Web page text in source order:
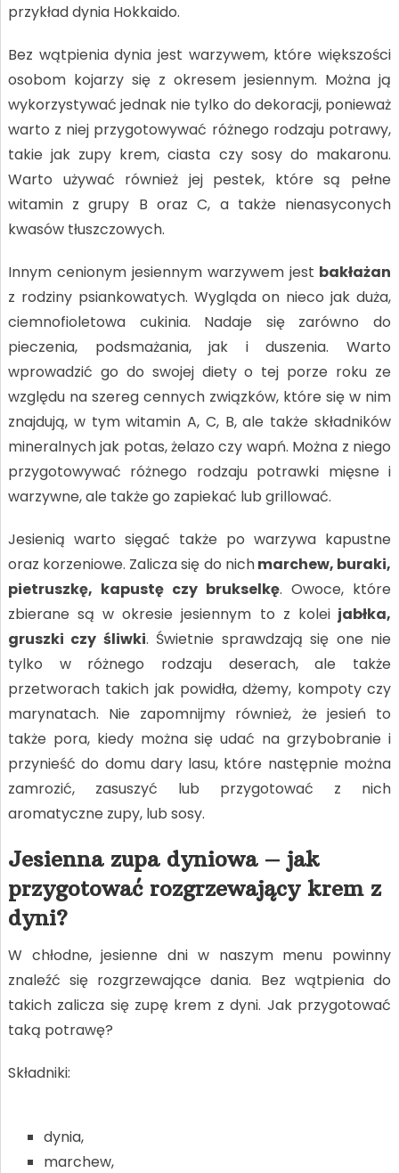
przykład dynia Hokkaido.
Bez wątpienia dynia jest warzywem, które większości
osobom kojarzy się z okresem jesiennym. Można ją
wykorzystywać jednak nie tylko do dekoracji, ponieważ
warto z niej przygotowywać różnego rodzaju potrawy,
takie jak zupy krem, ciasta czy sosy do makaronu.
Warto używać również jej pestek, które są pełne
witamin z grupy B oraz C, a także nienasyconych
kwasów tłuszczowych.
Innym cenionym jesiennym warzywem jest bakłażan
z rodziny psiankowatych. Wygląda on nieco jak duża,
ciemnofioletowa cukinia. Nadaje się zarówno do
pieczenia, podsmażania, jak i duszenia. Warto
wprowadzić go do swojej diety o tej porze roku ze
względu na szereg cennych związków, które się w nim
znajdują, w tym witamin A, C, B, ale także składników
mineralnych jak potas, żelazo czy wapń. Można z niego
przygotowywać różnego rodzaju potrawki mięsne i
warzywne, ale także go zapiekać lub grillować.
Jesienią warto sięgać także po warzywa kapustne
oraz korzeniowe. Zalicza się do nichmarchew, buraki,
pietruszkę, kapustę czy brukselkę. Owoce, które
zbierane są w okresie jesiennym to z koleijabłka,
gruszki czy śliwki. Świetnie sprawdzają się one nie
tylko w różnego rodzaju deserach, ale także
przetworach takich jak powidła, dżemy, kompoty czy
marynatach. Nie zapomnijmy również, że jesień to
także pora, kiedy można się udać na grzybobranie i
przynieść do domu dary lasu, które następnie można
zamrozić, zasuszyć lub przygotować z nich
aromatyczne zupy, lub sosy.
Jesienna zupa dyniowa – jak
przygotować rozgrzewający krem z
dyni?
W chłodne, jesienne dni w naszym menu powinny
znaleźć się rozgrzewające dania. Bez wątpienia do
takich zalicza się zupę krem z dyni. Jak przygotować
taką potrawę?
Składniki:
dynia,
marchew,